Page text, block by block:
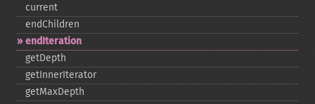
current
endChildren
endIteration
getDepth
getInnerIterator
getMaxDepth